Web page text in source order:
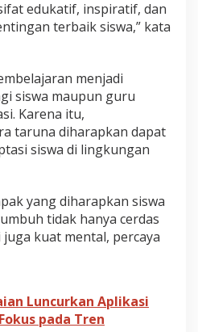
edukatif, inspiratif, dan
terbaik siswa,” kata
menjadi
siswa maupun guru
Karena itu,
taruna diharapkan dapat
siswa di lingkungan
yang diharapkan siswa
tidak hanya cerdas
kuat mental, percaya
Luncurkan Aplikasi
pada Tren